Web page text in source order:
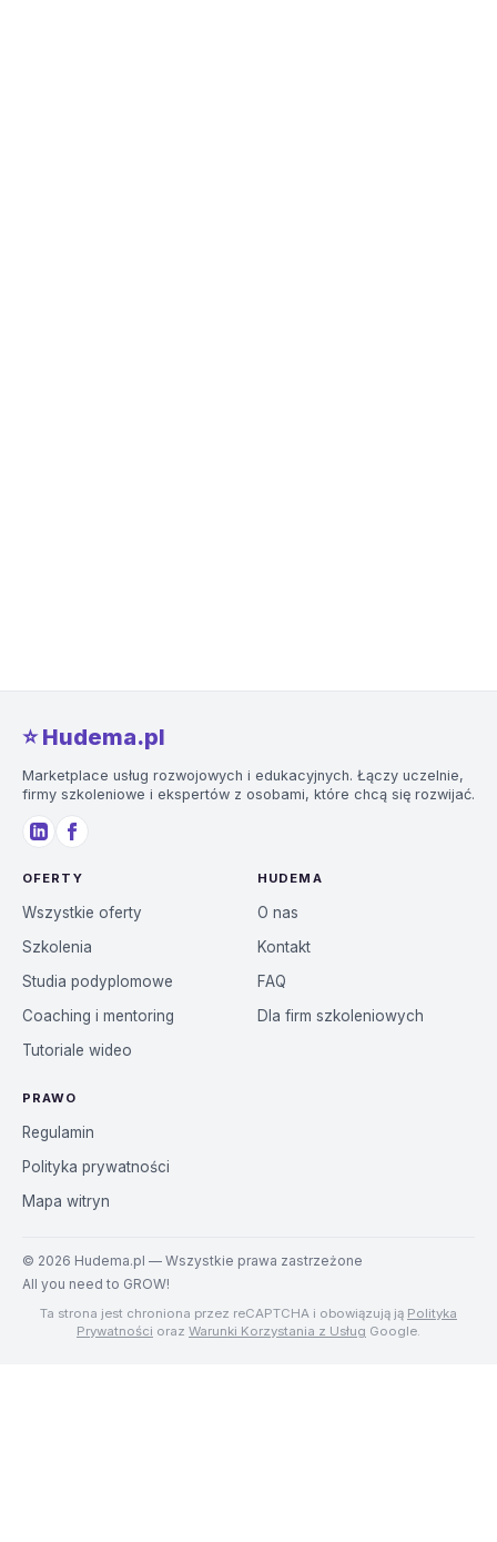
⭐️ Hudema.pl
Marketplace usług rozwojowych i edukacyjnych. Łączy uczelnie,
firmy szkoleniowe i ekspertów z osobami, które chcą się rozwijać.
OFERTY
Wszystkie oferty
Szkolenia
Studia podyplomowe
Coaching i mentoring
Tutoriale wideo
HUDEMA
O nas
Kontakt
FAQ
Dla firm szkoleniowych
PRAWO
Regulamin
Polityka prywatności
Mapa witryn
© 2026 Hudema.pl — Wszystkie prawa zastrzeżone
All you need to GROW!
Ta strona jest chroniona przez reCAPTCHA i obowiązują ją Polityka
Prywatności oraz Warunki Korzystania z Usług Google.